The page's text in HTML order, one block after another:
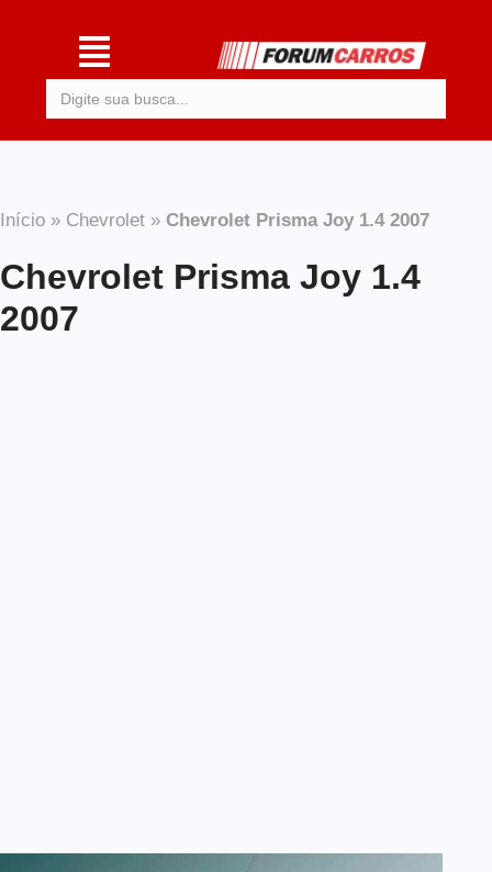
Início » Chevrolet » Chevrolet Prisma Joy 1.4 2007
Chevrolet Prisma Joy 1.4
2007